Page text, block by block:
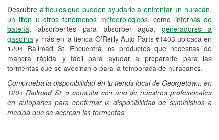
Descubre artículos que pueden ayudarte a enfrentar un huracán,
un tifón u otros fenómenos meteorológicos, como linternas de
batería, absorbentes para absorber agua, generadores a
gasolina y más en la tienda O’Reilly Auto Parts #1403 ubicada en
1204 Railroad St. Encuentra los productos que necesitas de
manera rápida y fácil para ayudar a prepararte para las
tormentas que se avecinan o para la temporada de huracanes.
Comprueba la disponibilidad en tu tienda local de Georgetown, en
1204 Railroad St, o consulta con uno de nuestros profesionales
en autopartes para confirmar la disponibilidad de suministros a
medida que se acercan las tormentas.